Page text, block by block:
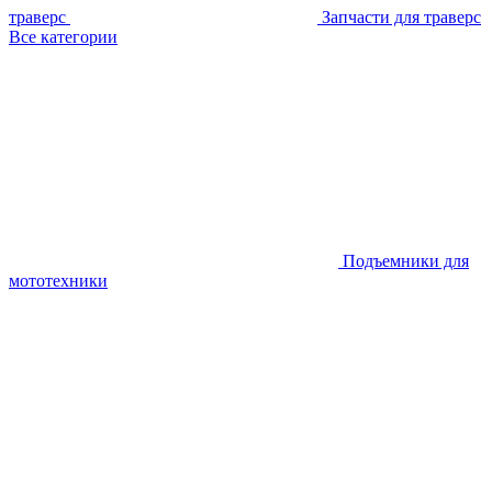
траверс
Запчасти для траверс
Все категории
Подъемники для
мототехники